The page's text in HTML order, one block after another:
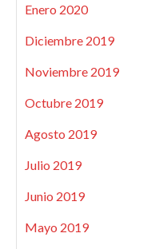
Enero 2020
Diciembre 2019
Noviembre 2019
Octubre 2019
Agosto 2019
Julio 2019
Junio 2019
Mayo 2019